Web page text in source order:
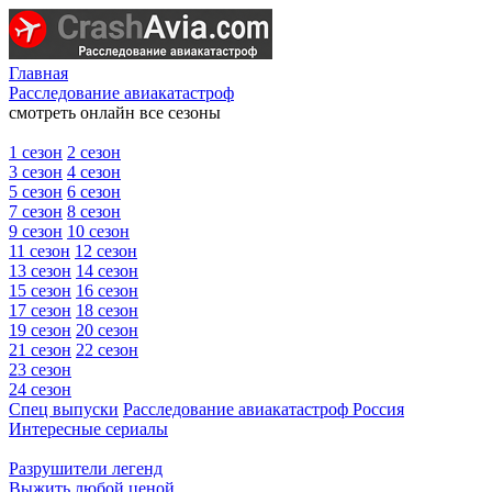
Главная
Расследование авиакатастроф
смотреть онлайн все сезоны
1 сезон 2 сезон
3 сезон 4 сезон
5 сезон 6 сезон
7 сезон 8 сезон
9 сезон 10 сезон
11 сезон 12 сезон
13 сезон 14 сезон
15 сезон 16 сезон
17 сезон 18 сезон
19 сезон 20 сезон
21 сезон 22 сезон
23 сезон
24 сезон
Спец выпуски Расследование авиакатастроф Россия
Интересные сериалы
Разрушители легенд
Выжить любой ценой